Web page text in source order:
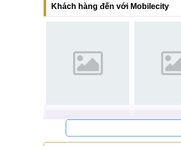
Nếu bạn còn băn khoăn gì về dịch
Khách hàng đến với Mobilecity